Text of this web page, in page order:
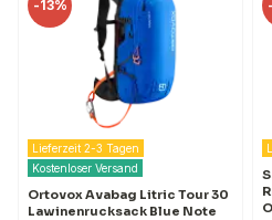
-13%
Lieferzeit 2-3 Tagen
Kostenloser Versand
Ortovox Avabag Litric Tour 30
Lawinenrucksack Blue Note
-